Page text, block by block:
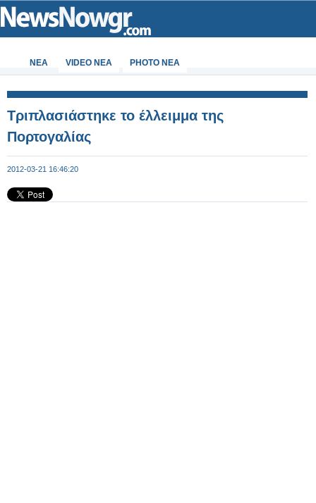
ΝΕΑ VIDEO NEA PHOTO NEA
Τριπλασιάστηκε το έλλειμμα της
Πορτογαλίας
2012-03-21 16:46:20